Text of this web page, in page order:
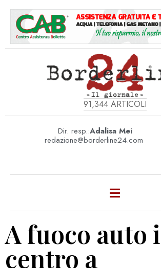
91,344ARTICOLI
Dir. resp.:Adalisa Mei
redazione@borderline24.com
A fuoco auto
centro a